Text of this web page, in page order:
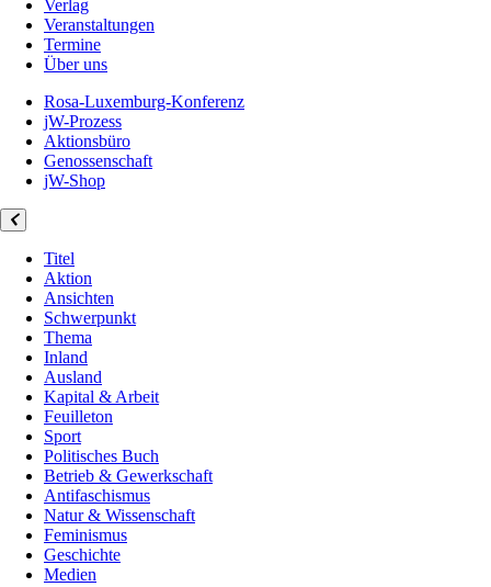
Verlag
Veranstaltungen
Termine
Über uns
Rosa-Luxemburg-Konferenz
jW-Prozess
Aktionsbüro
Genossenschaft
jW-Shop
Titel
Aktion
Ansichten
Schwerpunkt
Thema
Inland
Ausland
Kapital & Arbeit
Feuilleton
Sport
Politisches Buch
Betrieb & Gewerkschaft
Antifaschismus
Natur & Wissenschaft
Feminismus
Geschichte
Medien